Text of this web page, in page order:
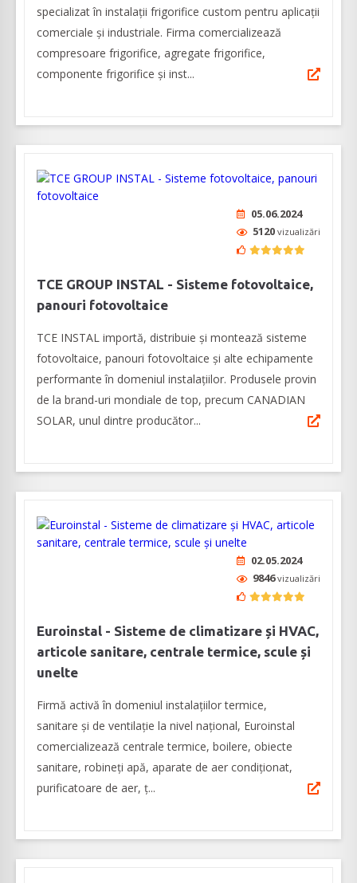
specializat în instalații frigorifice custom pentru aplicații
comerciale și industriale. Firma comercializează
compresoare frigorifice, agregate frigorifice,
componente frigorifice și inst...
05.06.2024
5120 vizualizări
TCE GROUP INSTAL - Sisteme fotovoltaice,
panouri fotovoltaice
TCE INSTAL importă, distribuie și montează sisteme
fotovoltaice, panouri fotovoltaice și alte echipamente
performante în domeniul instalațiilor. Produsele provin
de la brand-uri mondiale de top, precum CANADIAN
SOLAR, unul dintre producător...
02.05.2024
9846vizualizări
Euroinstal - Sisteme de climatizare și HVAC,
articole sanitare, centrale termice, scule și
unelte
Firmă activă în domeniul instalațiilor termice,
sanitare și de ventilație la nivel național, Euroinstal
comercializează centrale termice, boilere, obiecte
sanitare, robineți apă, aparate de aer condiționat,
purificatoare de aer, ț...